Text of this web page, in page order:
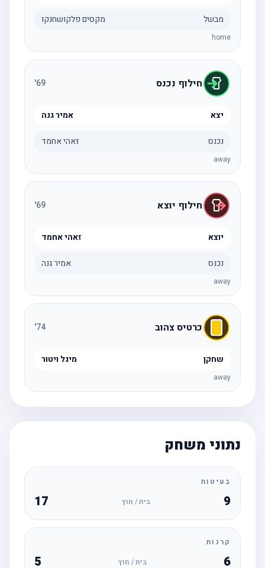
מבשל מקסים פלקושחנקו
home
חילוף נכנס 69
'
יצא אמיר גנה
נכנס זאהי אחמד
away
חילוף יוצא 69
'
יוצא זאהי אחמד
נכנס אמיר גנה
away
כרטיס צהוב 74
'
שחקן מיגל ויטור
away
נתוני משחק
בעיטות
בית / חוץ 17
קרנות
בית / חוץ